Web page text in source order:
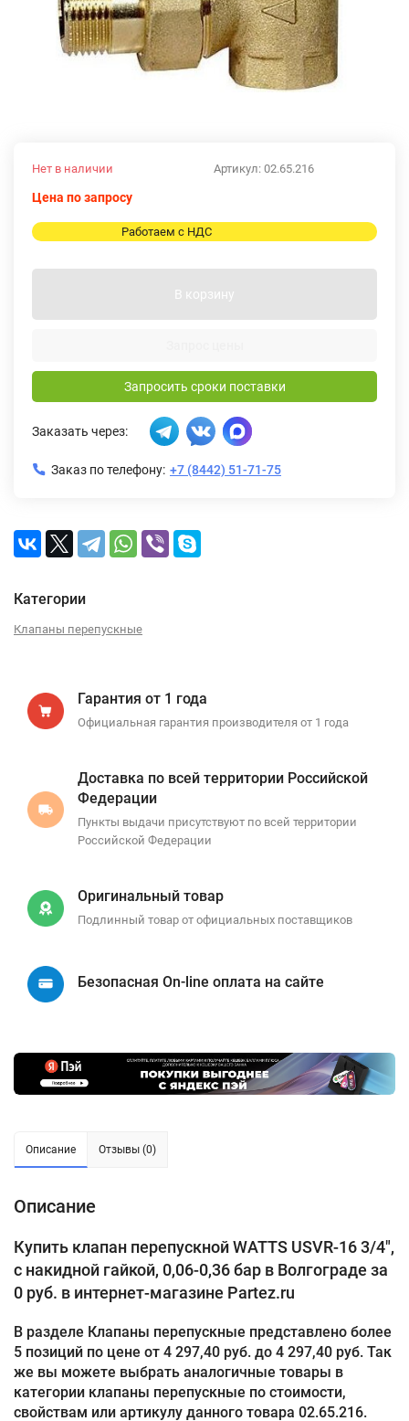
Артикул: 02.65.216
Нет в наличии
Цена по запросу
Работаем с НДС
В корзину
Запросить сроки поставки
Заказать через:
Заказ по телефону: +7 (8442) 51-71-75
Категории
Клапаны перепускные
Гарантия от 1 года
Официальная гарантия производителя от 1 года
Доставка по всей территории Российской
Федерации
Пункты выдачи присутствуют по всей территории
Российской Федерации
Оригинальный товар
Подлинный товар от официальных поставщиков
Безопасная On-line оплата на сайте
Описание Отзывы (0)
Описание
Купить клапан перепускной WATTS USVR-16 3/4",
с накидной гайкой, 0,06-0,36 бар в Волгограде за
0 руб. в интернет-магазине Partez.ru
В разделе Клапаны перепускные представлено более
5 позиций по цене от 4 297,40 руб. до 4 297,40 руб. Так
же вы можете выбрать аналогичные товары в
категории клапаны перепускные по стоимости,
свойствам или артикулу данного товара 02.65.216.